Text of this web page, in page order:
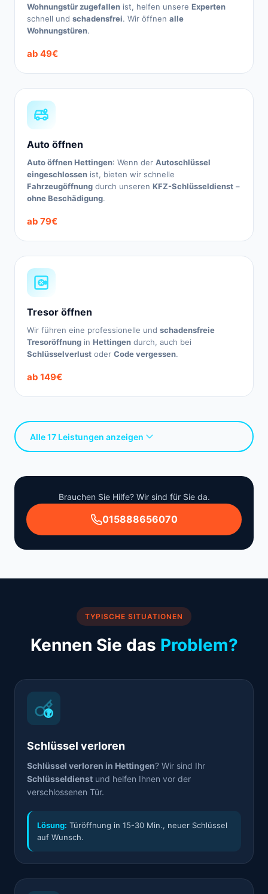
Wohnungstür zugefallen ist, helfen unsere Experten
schnell und schadensfrei. Wir öffnen alle
Wohnungstüren.
ab 49€
Auto öffnen
Auto öffnen Hettingen: Wenn der Autoschlüssel
eingeschlossen ist, bieten wir schnelle
Fahrzeugöffnung durch unseren KFZ-Schlüsseldienst –
ohne Beschädigung.
ab 79€
Tresor öffnen
Wir führen eine professionelle und schadensfreie
Tresoröffnung in Hettingen durch, auch bei
Schlüsselverlust oder Code vergessen.
ab 149€
Alle 17 Leistungen anzeigen
Brauchen Sie Hilfe? Wir sind für Sie da.
015888656070
TYPISCHE SITUATIONEN
Kennen Sie das Problem?
Schlüssel verloren
Schlüssel verloren in Hettingen? Wir sind Ihr
Schlüsseldienst und helfen Ihnen vor der
verschlossenen Tür.
Lösung: Türöffnung in 15-30 Min., neuer Schlüssel
auf Wunsch.